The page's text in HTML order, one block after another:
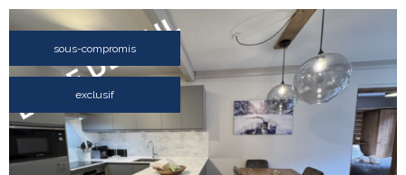
sous-compromis
exclusif